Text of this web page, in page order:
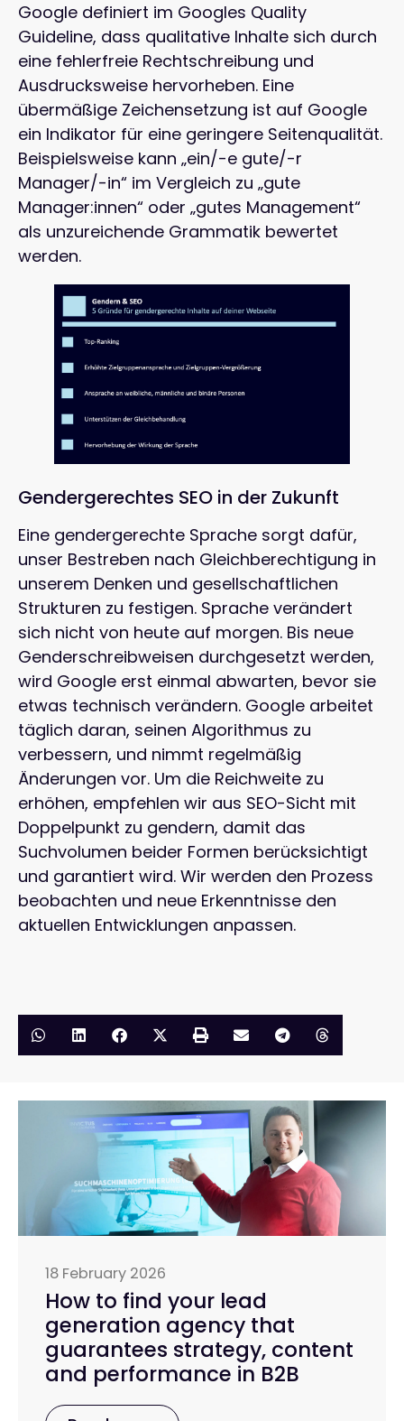
Google definiert im Googles Quality
Guideline, dass qualitative Inhalte sich durch
eine fehlerfreie Rechtschreibung und
Ausdrucksweise hervorheben. Eine
übermäßige Zeichensetzung ist auf Google
ein Indikator für eine geringere Seitenqualität.
Beispielsweise kann „ein/-e gute/-r
Manager/-in“ im Vergleich zu „gute
Manager:innen“ oder „gutes Management“
als unzureichende Grammatik bewertet
werden.
Gendergerechtes SEO in der Zukunft
Eine gendergerechte Sprache sorgt dafür,
unser Bestreben nach Gleichberechtigung in
unserem Denken und gesellschaftlichen
Strukturen zu festigen. Sprache verändert
sich nicht von heute auf morgen. Bis neue
Genderschreibweisen durchgesetzt werden,
wird Google erst einmal abwarten, bevor sie
etwas technisch verändern. Google arbeitet
täglich daran, seinen Algorithmus zu
verbessern, und nimmt regelmäßig
Änderungen vor. Um die Reichweite zu
erhöhen, empfehlen wir aus SEO-Sicht mit
Doppelpunkt zu gendern, damit das
Suchvolumen beider Formen berücksichtigt
und garantiert wird. Wir werden den Prozess
beobachten und neue Erkenntnisse den
aktuellen Entwicklungen anpassen.
18 February 2026
How to find your lead
generation agency that
guarantees strategy, content
and performance in B2B